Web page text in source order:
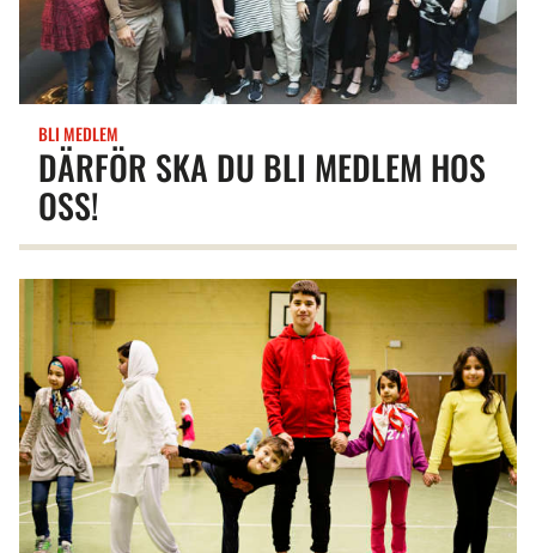
DÄRFÖR SKA DU BLI MEDLEM HOS
OSS!
BLI MEDLEM